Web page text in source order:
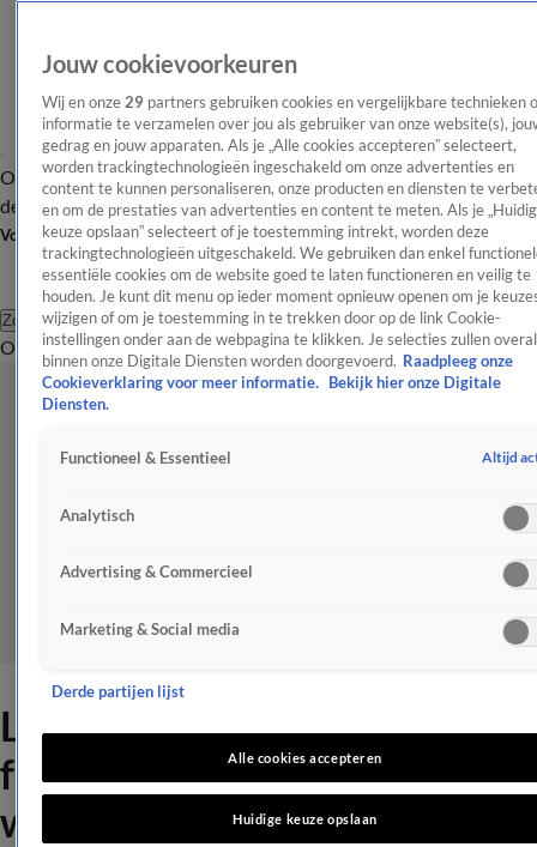
OverzichtAfleveringen Entertainment TV Algemeen
Tip
de redactieNieuwsbrief
Volg Shownieuws
Zoeken
OverzichtEntertainmentSpraakmakendRealityCrimeVideo's
Leontine Ruiters over
faillissement: 'Mama, kunnen
we hier blijven wonen?'
Jouw cookievoorkeuren
Wij en onze 29 partners gebruiken cookies en vergelijkbare technieken
informatie te verzamelen over jou als gebruiker van onze website(s),
gedrag en jouw apparaten. Als je „Alle cookies accepteren” selecteert,
worden trackingtechnologieën ingeschakeld om onze advertenties en
content te kunnen personaliseren, onze producten en diensten te
en om de prestaties van advertenties en content te meten. Als je
keuze opslaan” selecteert of je toestemming intrekt, worden deze
trackingtechnologieën uitgeschakeld. We gebruiken dan enkel
essentiële cookies om de website goed te laten functioneren en veilig te
houden. Je kunt dit menu op ieder moment opnieuw openen om je
wijzigen of om je toestemming in te trekken door op de link Cookie-
instellingen onder aan de webpagina te klikken. Je selecties zullen overal
binnen onze Digitale Diensten worden doorgevoerd. Raadpleeg onze
Cookieverklaring voor meer informatie.
Bekijk hier onze Digitale
Diensten.
Functioneel & Essentieel Altijd
Analytisch
Advertising & Commercieel
Marketing & Social media
Derde partijen lijst
Alle cookies accepteren
Huidige keuze opslaan